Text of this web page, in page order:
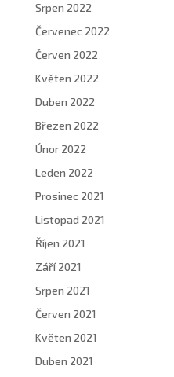
Srpen 2022
Červenec 2022
Červen 2022
Květen 2022
Duben 2022
Březen 2022
Únor 2022
Leden 2022
Prosinec 2021
Listopad 2021
Říjen 2021
Září 2021
Srpen 2021
Červen 2021
Květen 2021
Duben 2021